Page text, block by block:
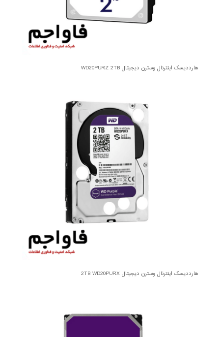
هارددیسک اینترنال وسترن دیجیتال WD20PURZ 2TB
هارددیسک اینترنال وسترن دیجیتال 2TB WD20PURX